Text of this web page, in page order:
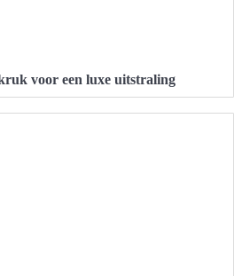
voor een luxe uitstraling